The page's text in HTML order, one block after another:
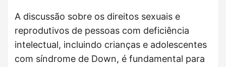
A discussão sobre os direitos sexuais e
reprodutivos de pessoas com deficiência
intelectual, incluindo crianças e adolescentes
com síndrome de Down, é fundamental para